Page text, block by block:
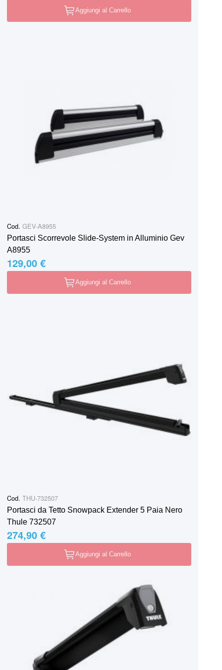
Aggiungi al Carrello
Cod. GEV-A8955
Portasci Scorrevole Slide-System in Alluminio Gev
A8955
129,00 €
Aggiungi al Carrello
Cod. THU-732507
Portasci da Tetto Snowpack Extender 5 Paia Nero
Thule 732507
274,90 €
Aggiungi al Carrello